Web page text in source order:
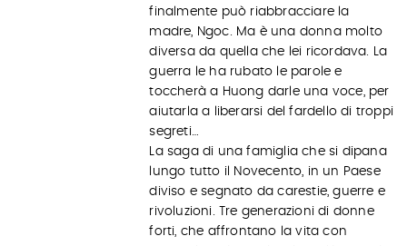
finalmente può riabbracciare la
madre, Ngoc. Ma è una donna molto
diversa da quella che lei ricordava. La
guerra le ha rubato le parole e
toccherà a Huong darle una voce, per
aiutarla a liberarsi del fardello di troppi
segreti…
La saga di una famiglia che si dipana
lungo tutto il Novecento, in un Paese
diviso e segnato da carestie, guerre e
rivoluzioni. Tre generazioni di donne
forti, che affrontano la vita con